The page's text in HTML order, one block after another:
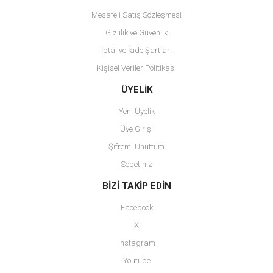
Gönder
Mesafeli Satış Sözleşmesi
Gizlilik ve Güvenlik
İptal ve İade Şartları
Kişisel Veriler Politikası
ÜYELİK
Yeni Üyelik
Üye Girişi
Şifremi Unuttum
Sepetiniz
BİZİ TAKİP EDİN
Facebook
X
Instagram
Youtube